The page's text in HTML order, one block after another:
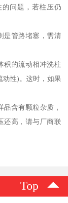
问题，若柱压仍
是管路堵塞，需清
积的流动相冲洗柱
动性)。这时，如果
含有颗粒杂质，
还高，请与厂商联
Top